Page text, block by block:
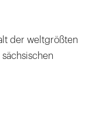
der weltgrößten